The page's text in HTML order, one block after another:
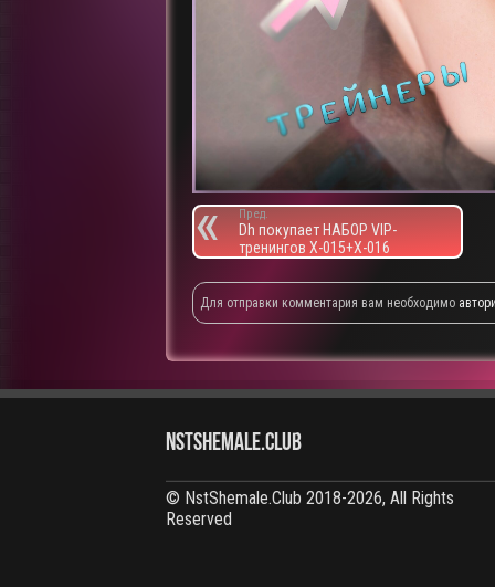
Пред.
Dh покупает НАБОР VIP-
тренингов X-015+X-016
Для отправки комментария вам необходимо
NstShemale.Club
© NstShemale.Club 2018-2026, All Rights
Reserved